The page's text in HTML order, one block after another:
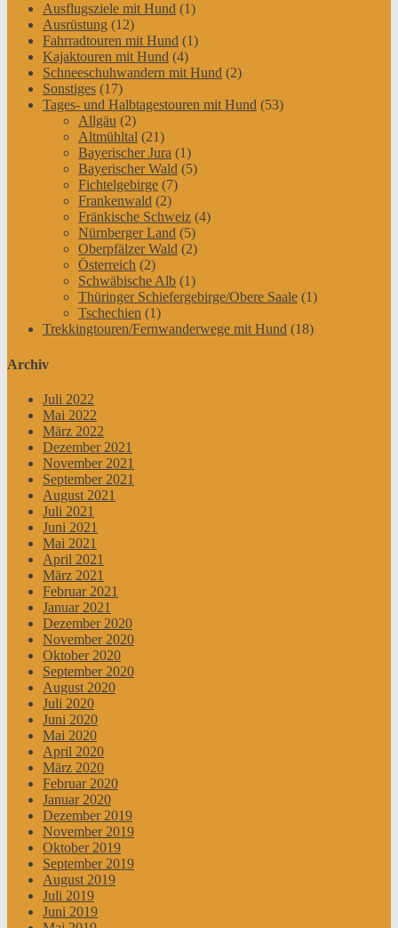
Ausflugsziele mit Hund (1)
Ausrüstung (12)
Fahrradtouren mit Hund (1)
Kajaktouren mit Hund (4)
Schneeschuhwandern mit Hund (2)
Sonstiges (17)
Tages- und Halbtagestouren mit Hund (53)
Allgäu (2)
Altmühltal (21)
Bayerischer Jura (1)
Bayerischer Wald (5)
Fichtelgebirge (7)
Frankenwald (2)
Fränkische Schweiz (4)
Nürnberger Land (5)
Oberpfälzer Wald (2)
Österreich (2)
Schwäbische Alb (1)
Thüringer Schiefergebirge/Obere Saale (1)
Tschechien (1)
Trekkingtouren/Fernwanderwege mit Hund (18)
Archiv
Juli 2022
Mai 2022
März 2022
Dezember 2021
November 2021
September 2021
August 2021
Juli 2021
Juni 2021
Mai 2021
April 2021
März 2021
Februar 2021
Januar 2021
Dezember 2020
November 2020
Oktober 2020
September 2020
August 2020
Juli 2020
Juni 2020
Mai 2020
April 2020
März 2020
Februar 2020
Januar 2020
Dezember 2019
November 2019
Oktober 2019
September 2019
August 2019
Juli 2019
Juni 2019